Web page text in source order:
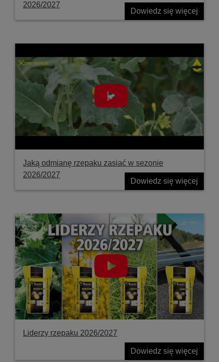
2026/2027
Dowiedz się więcej
Jaką odmianę rzepaku zasiać w sezonie
2026/2027
Dowiedz się więcej
Liderzy rzepaku 2026/2027
Dowiedz się więcej